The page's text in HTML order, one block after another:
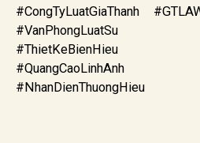
#CongTyLuatGiaThanh
#VanPhongLuatSu
#ThietKeBienHieu
#NhanDienThuongHieu